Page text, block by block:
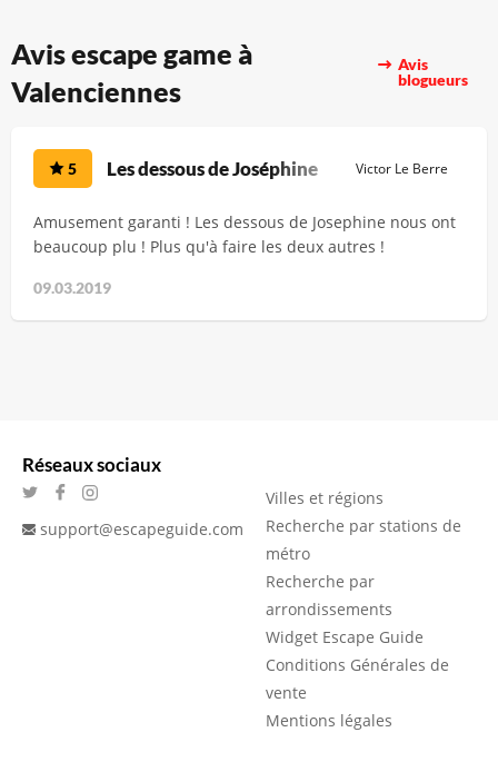
Avis escape game à
Valenciennes
Avis
blogueurs
5 Les dessous de Joséphine Victor Le Berre
Amusement garanti ! Les dessous de Josephine nous ont
beaucoup plu ! Plus qu'à faire les deux autres !
09.03.2019
Réseaux sociaux
support@escapeguide.com
Villes et régions
Recherche par stations de
métro
Recherche par
arrondissements
Widget Escape Guide
Conditions Générales de
vente
Mentions légales